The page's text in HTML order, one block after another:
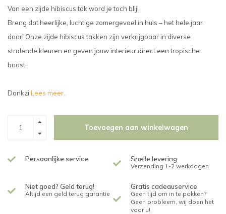
Van een zijde hibiscus tak word je toch blij!
Breng dat heerlijke, luchtige zomergevoel in huis – het hele jaar
door! Onze zijde hibiscus takken zijn verkrijgbaar in diverse
stralende kleuren en geven jouw interieur direct een tropische
boost.
Dankzi Lees meer..
Toevoegen aan winkelwagen
Persoonlijke service Snelle levering
Verzending 1-2 werkdagen
Niet goed? Geld terug!
Altijd een geld terug garantie
Gratis cadeauservice
Geen tijd om in te pakken?
Geen probleem, wij doen het
voor u!